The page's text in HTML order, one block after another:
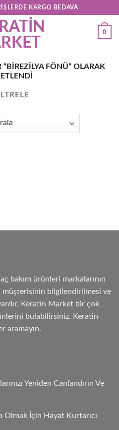
KARGO BEDAVA
0
“BIREZILYA FÖNÜ” OLARAK
bakım ürünleri markalarının
müşterisinin bilgilendirilmesi ve
Keratin Market bir çok
bulabilirsiniz. Keratin
aramayın.
Yeniden Canlandırın Ve
Olmak İçin Hayat Kurtarıcı